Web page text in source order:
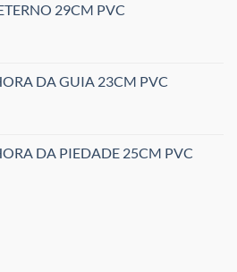
29CM PVC
DA GUIA 23CM PVC
DA PIEDADE 25CM PVC